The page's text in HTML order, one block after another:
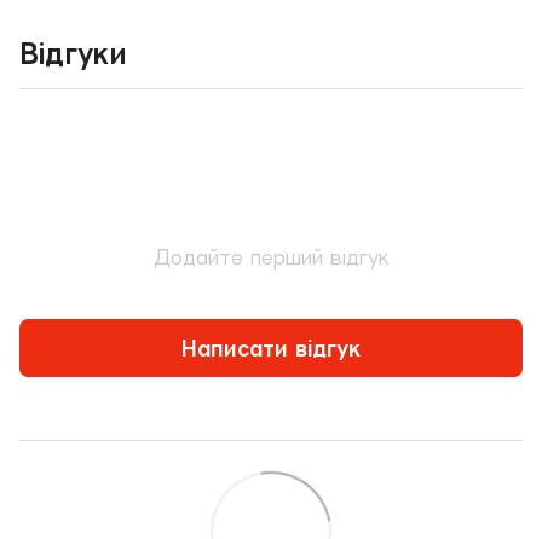
Відгуки
Додайте перший відгук
Написати відгук